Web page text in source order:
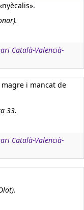
Català-Valencià-
i mancat de
33.
Català-Valencià-